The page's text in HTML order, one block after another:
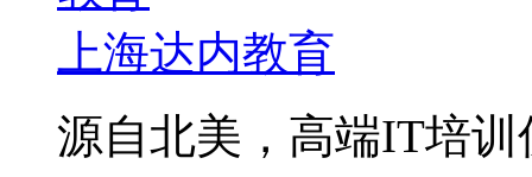
上海达内教育
源自北美，高端IT培训